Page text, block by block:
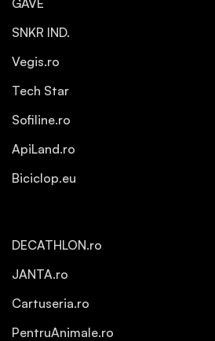
GAVE
SNKR IND.
Vegis.ro
Tech Star
Sofiline.ro
ApiLand.ro
Biciclop.eu
DECATHLON.ro
JANTA.ro
Cartuseria.ro
PentruAnimale.ro